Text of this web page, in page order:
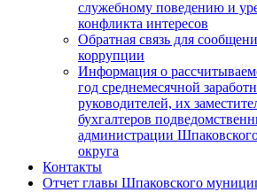
служебному поведению и
конфликта интересов
Обратная связь для
коррупции
Информация о
год среднемесячной
руководителей, их
бухгалтеров
администрации
округа
Контакты
Отчет главы Шпаковского